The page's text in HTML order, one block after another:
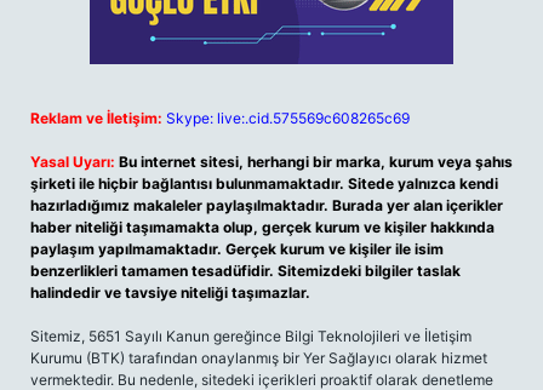
Reklam ve İletişim: Skype: live:.cid.575569c608265c69
Yasal Uyarı: Bu internet sitesi, herhangi bir marka, kurum veya şahıs
şirketi ile hiçbir bağlantısı bulunmamaktadır. Sitede yalnızca kendi
hazırladığımız makaleler paylaşılmaktadır. Burada yer alan içerikler
haber niteliği taşımamakta olup, gerçek kurum ve kişiler hakkında
paylaşım yapılmamaktadır. Gerçek kurum ve kişiler ile isim
benzerlikleri tamamen tesadüfidir. Sitemizdeki bilgiler taslak
halindedir ve tavsiye niteliği taşımazlar.
Sitemiz, 5651 Sayılı Kanun gereğince Bilgi Teknolojileri ve İletişim
Kurumu (BTK) tarafından onaylanmış bir Yer Sağlayıcı olarak hizmet
vermektedir. Bu nedenle, sitedeki içerikleri proaktif olarak denetleme